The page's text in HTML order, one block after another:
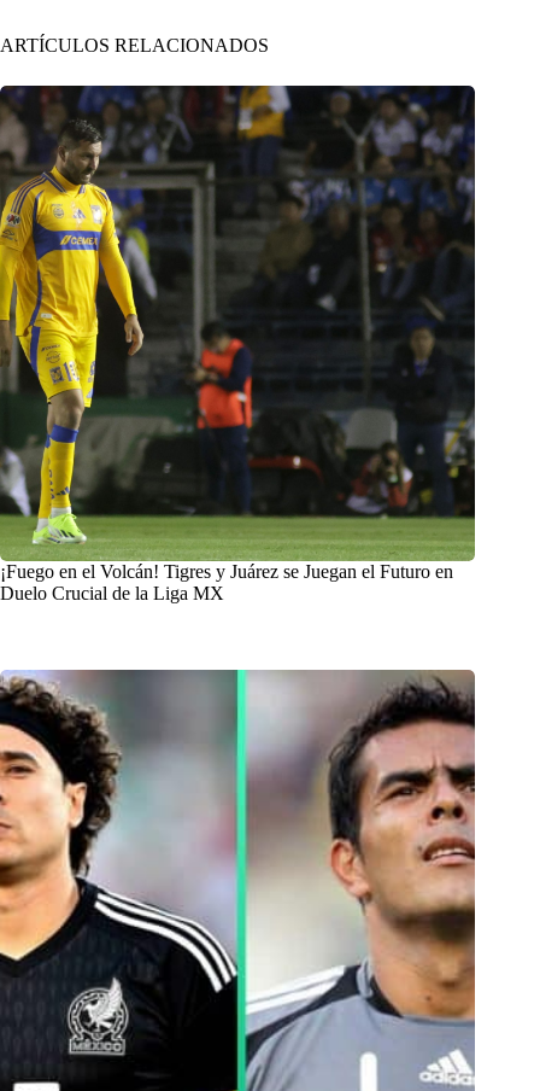
ARTÍCULOS RELACIONADOS
¡Fuego en el Volcán! Tigres y Juárez se Juegan el Futuro en
Duelo Crucial de la Liga MX